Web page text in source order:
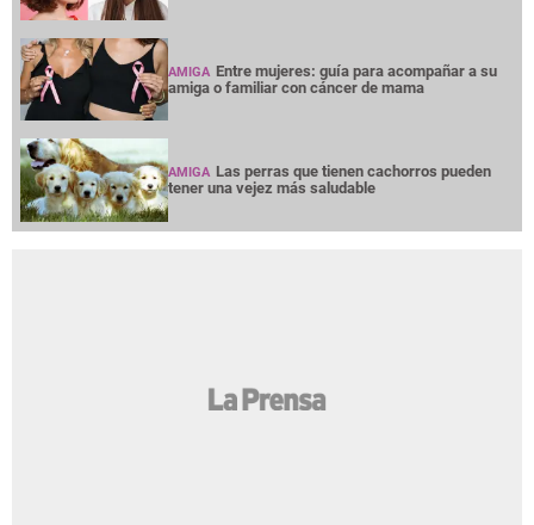
AMIGA Entre mujeres: guía para acompañar a su
amiga o familiar con cáncer de mama
AMIGA Las perras que tienen cachorros pueden
tener una vejez más saludable